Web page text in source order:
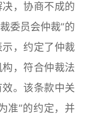
，协商不成的
委员会仲裁”的
，约定了仲裁
，符合仲裁法
。该条款中关
准”的约定，并